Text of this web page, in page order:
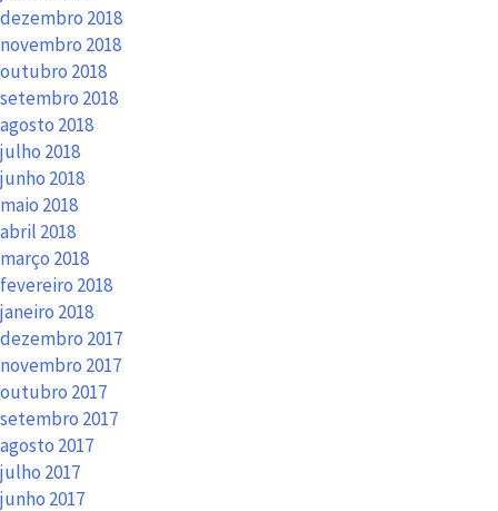
dezembro 2018
novembro 2018
outubro 2018
setembro 2018
agosto 2018
julho 2018
junho 2018
maio 2018
abril 2018
março 2018
fevereiro 2018
janeiro 2018
dezembro 2017
novembro 2017
outubro 2017
setembro 2017
agosto 2017
julho 2017
junho 2017